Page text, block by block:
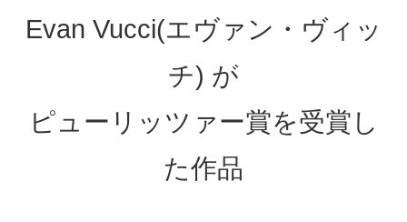
Evan Vucci(エヴァン・ヴィッ
チ) が
ピューリッツァー賞を受賞し
た作品